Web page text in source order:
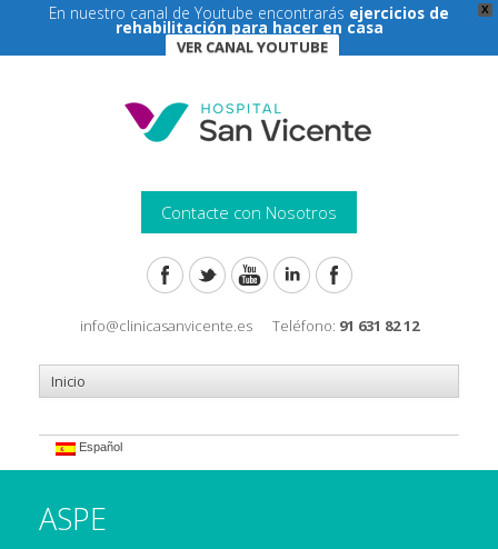
X
En nuestro canal de Youtube encontrarás ejercicios de
rehabilitación para hacer en casa
VER CANAL YOUTUBE
Contacte con Nosotros
info@clinicasanvicente.es Teléfono: 91 631 82 12
Español
ASPE